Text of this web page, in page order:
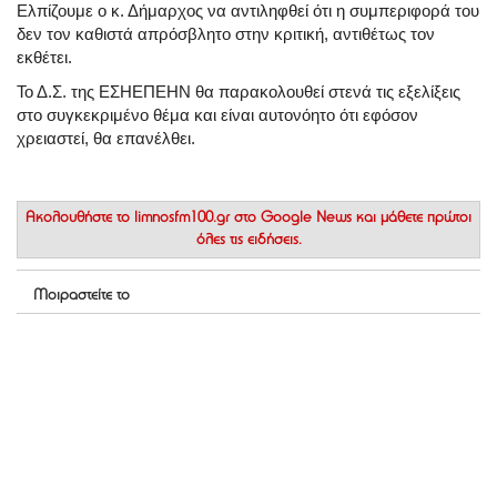
Ελπίζουμε ο κ. Δήμαρχος να αντιληφθεί ότι η συμπεριφορά του
δεν τον καθιστά απρόσβλητο στην κριτική, αντιθέτως τον
εκθέτει.
Το Δ.Σ. της ΕΣΗΕΠΕΗΝ θα παρακολουθεί στενά τις εξελίξεις
στο συγκεκριμένο θέμα και είναι αυτονόητο ότι εφόσον
χρειαστεί, θα επανέλθει.
Ακολουθήστε το limnosfm100.gr στο Google News και μάθετε πρώτοι
όλες τις ειδήσεις.
Μοιραστείτε το